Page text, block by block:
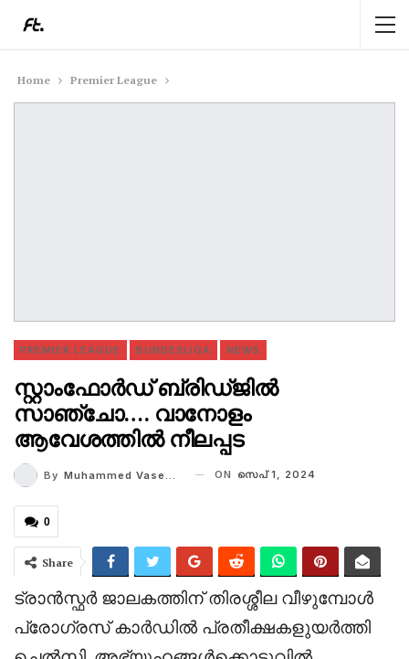
Home Premier League
PREMIER LEAGUE BUNDESLIGA NEWS
സ്റ്റാംഫോർഡ് ബ്രിഡ്ജിൽ
സാഞ്ചോ…. വാനോളം
ആവേശത്തിൽ നീലപ്പട
By Muhammed Vaseem ON സെപ് 1, 2024
0
Share
ട്രാൻസ്ഫർ ജാലകത്തിന് തിരശ്ശീല വീഴുമ്പോൾ
പ്രോഗ്രസ് കാർഡിൽ പ്രതീക്ഷകളുയർത്തി